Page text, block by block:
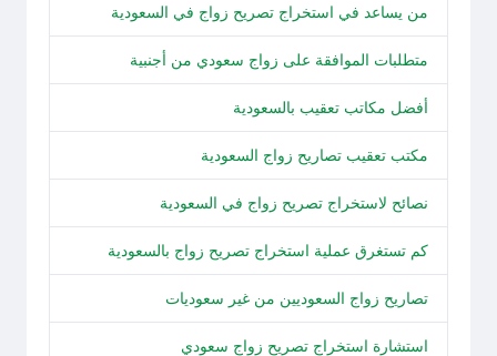
من يساعد في استخراج تصريح زواج في السعودية
متطلبات الموافقة على زواج سعودي من أجنبية
أفضل مكاتب تعقيب بالسعودية
مكتب تعقيب تصاريح زواج السعودية
نصائح لاستخراج تصريح زواج في السعودية
كم تستغرق عملية استخراج تصريح زواج بالسعودية
تصاريح زواج السعوديين من غير سعوديات
استشارة استخراج تصريح زواج سعودي